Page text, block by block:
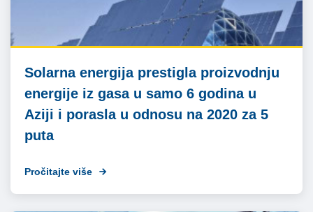
Solarna energija prestigla proizvodnju
energije iz gasa u samo 6 godina u
Aziji i porasla u odnosu na 2020 za 5
puta
Pročitajte više